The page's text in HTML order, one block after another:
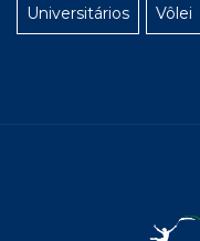
Universitários Vôlei